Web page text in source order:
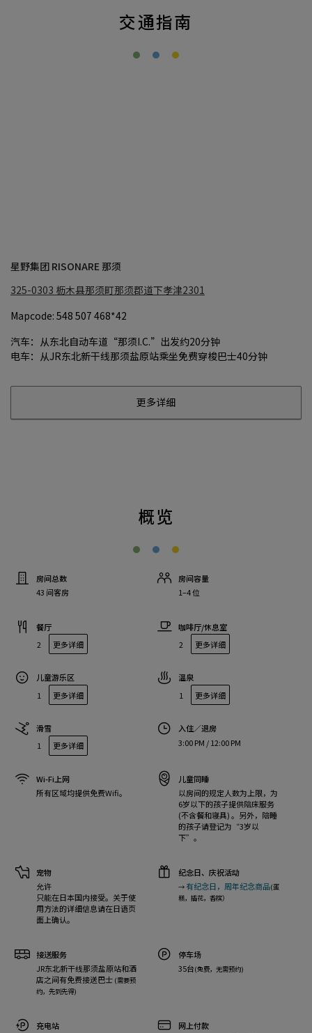
交通指南
星野集团 RISONARE 那须
325-0303 枥木县那须町那须郡道下孝津2301
Mapcode: 548 507 468*42
汽车：从东北自动车道“那须I.C.”出发约20分钟
电车：从JR东北新干线那须盐原站乘坐免费穿梭巴士40分钟
更多详细
概览
房间总数
43 间客房
房间容量
1–4 位
餐厅
2
更多详细
咖啡厅/休息室
2
更多详细
儿童游乐区
1
更多详细
温泉
1
更多详细
滑雪
1
更多详细
入住／退房
3:00 PM / 12:00 PM
Wi-Fi上网
所有区域均提供免费Wifi。
儿童同睡
以房间的规定人数为上限，为
6岁以下的孩子提供陪床服务
(不含餐和寝具) 。另外，陪睡
的孩子请登记为“3岁以
下”。
宠物
允许
只能在日本国内接受。关于使
用方法的详细信息请在日语页
面上确认。
纪念日、庆祝活动
→ 有纪念日，周年纪念商品(蛋
糕，插花，香槟）
接送服务
JR东北新干线那须盐原站和酒
店之间有免费接送巴士 (需要预
约，先到先得)
停车场
35台(免费，无需预约)
充电站
网上付款